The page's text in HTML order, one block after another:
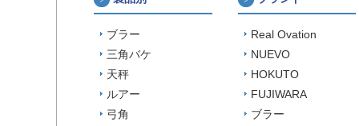
ブラー
三角バケ
天秤
ルアー
弓角
Real Ovation
NUEVO
HOKUTO
FUJIWARA
ブラー